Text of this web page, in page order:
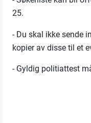
25.
- Du skal ikke sende
kopier av disse til et
- Gyldig politiattest